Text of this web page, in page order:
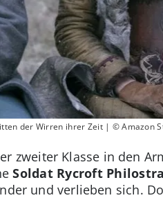
der Wirren ihrer Zeit | © Amazon
zweiter Klasse in den
Soldat Rycroft
und verlieben sich.